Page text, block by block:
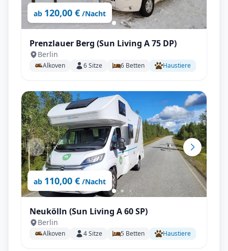
ab 120,00 € /Nacht
Prenzlauer Berg (Sun Living A 75 DP)
Berlin
Alkoven 6Sitze 6 Betten Haustiere
ab 110,00 € /Nacht
Neukölln (Sun Living A 60 SP)
Berlin
Alkoven 4Sitze 5 Betten Haustiere